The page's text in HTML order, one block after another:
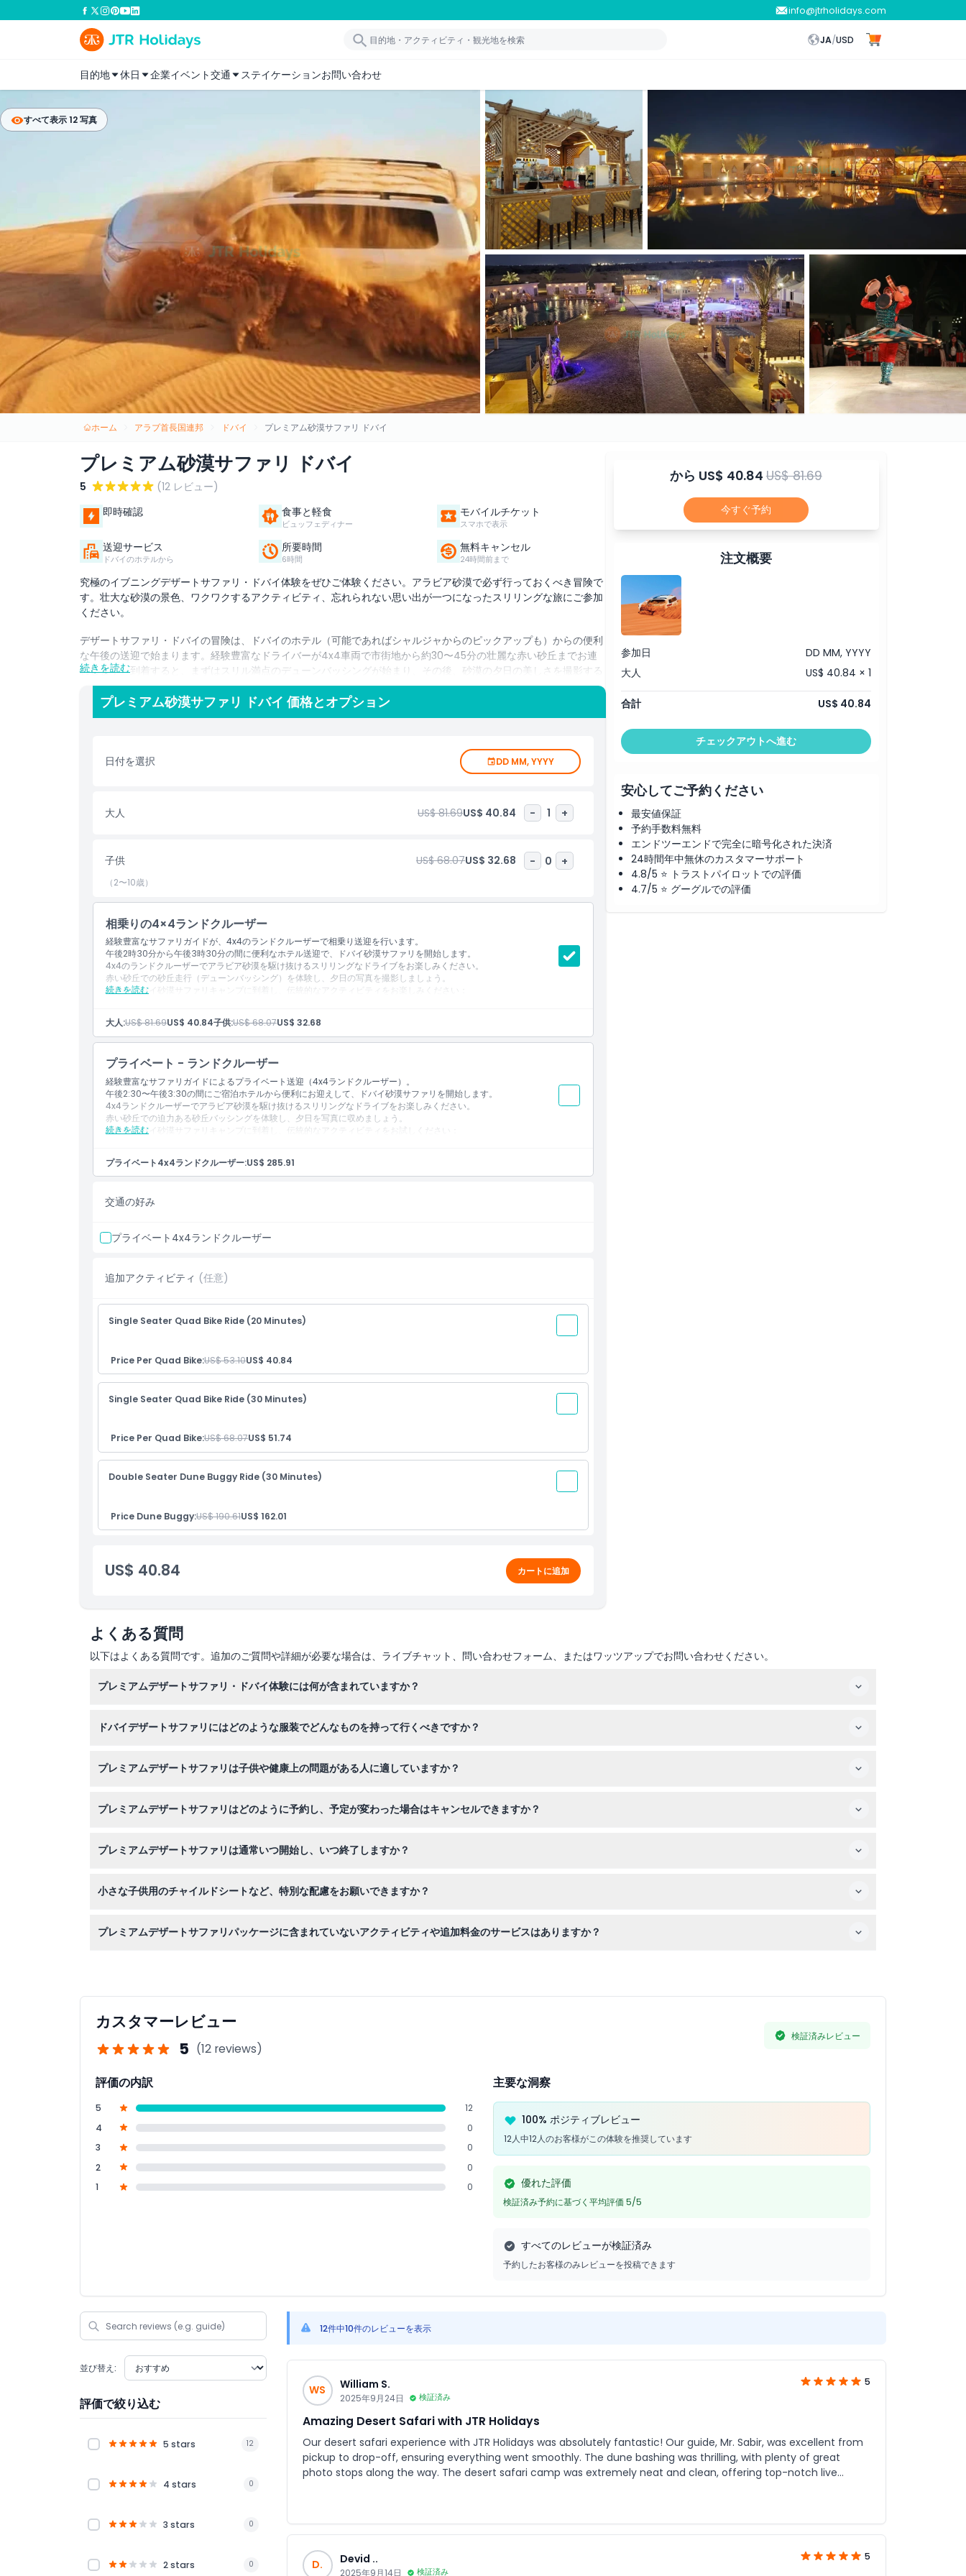
info@jtrholidays.com
JA/USD
目的地 休日 企業イベント交通 ステイケーションお問い合わせ
すべて表示 12 写真
ホーム アラブ首長国連邦 ドバイ プレミアム砂漠サファリ ドバイ
プレミアム砂漠サファリ ドバイ
5
(12 レビュー)
即時確認
食事と軽食
ビュッフェディナー
モバイルチケット
スマホで表示
送迎サービス
ドバイのホテルから
所要時間
6時間
無料キャンセル
24時間前まで
究極のイブニングデザートサファリ・ドバイ体験をぜひご体験ください。アラビア砂漠で必ず行っておくべき冒険で
す。壮大な砂漠の景色、ワクワクするアクティビティ、忘れられない思い出が一つになったスリリングな旅にご参加
ください。
デザートサファリ・ドバイの冒険は、ドバイのホテル（可能であればシャルジャからのピックアップも）からの便利
な午後の送迎で始まります。経験豊富なドライバーが4x4車両で市街地から約30〜45分の壮麗な赤い砂丘までお連
れします。到着すると、まずはスリル満点のデューンバッシングが始まり、その後、砂漠の夕日の美しさを撮影する
ために立ち寄ります。
デューンバッシングの後、イブニングデザートサファリ・ドバイは伝統的なデザートキャンプで続き、さらに多くの
や、ベジタリアンと非ベジタリアンの料理を揃えた美味しいビュッフェディナーもお楽しみいただけます。夜は星空
このイブニングデザートサファリ・ドバイは、冒険、文化、景観の美しさが完璧に融合した体験で、ドバイの砂漠の
暮らしを忘れられない形で味わえるツアーです。
ハイライト
含まれるもの
子供／大人ポリシー
ピックアップ／ドロップオフ時間
除外事項
追加アドオン
対象外
引換方法
服装規定
利用規約
キャンセルポリシー
続きを読む
プレミアム砂漠サファリ ドバイ 価格とオプション
日付を選択 DD MM, YYYY
大人 US$ 81.69US$ 40.84 - 1 +
子供 US$ 68.07US$ 32.68 - 0 +
（2〜10歳）
相乗りの4×4ランドクルーザー
経験豊富なサファリガイドが、4x4のランドクルーザーで相乗り送迎を行います。
午後2時30分から午後3時30分の間に便利なホテル送迎で、ドバイ砂漠サファリを開始します。
4x4のランドクルーザーでアラビア砂漠を駆け抜けるスリリングなドライブをお楽しみください。
赤い砂丘での砂丘走行（デューンバッシング）を体験し、夕日の写真を撮影しましょう。
当社のドバイ砂漠サファリキャンプに到着し、伝統的なアクティビティをお楽しみください：
ベジタリアンとノンベジタリアンの選択肢があるBBQビュッフェの夕食をお楽しみください。
水、紅茶、コーヒー、ソフトドリンクが飲み放題です。
タンヌーラダンス、ベリーダンス、ファイヤーショーなどのライブエンターテインメントを観賞できます。
さらに楽しくなるサンドボードを試してみてください（リクエストに応じて利用可能）。
このドバイ砂漠サファリの冒険で忘れられない思い出を作りましょう！
続きを読む
大人:US$ 81.69US$ 40.84子供:US$ 68.07US$ 32.68
プライベート - ランドクルーザー
経験豊富なサファリガイドによるプライベート送迎（4x4ランドクルーザー）。
午後2:30〜午後3:30の間にご宿泊ホテルから便利にお迎えして、ドバイ砂漠サファリを開始します。
4x4ランドクルーザーでアラビア砂漠を駆け抜けるスリリングなドライブをお楽しみください。
赤い砂丘での迫力ある砂丘バッシングを体験し、夕日を写真に収めましょう。
当社のドバイ砂漠サファリキャンプに到着し、伝統的なアクティビティをお試しください：
水、紅茶、コーヒー、ソフトドリンクが飲み放題でリフレッシュできます。
タヌーラダンス、ベリーダンス、ファイヤーショーなどのライブエンターテインメントをご覧いただけます。
さらに楽しみたい方はサンドボーディングをお試しください（リクエストに応じて利用可）。
続きを読む
プライベート4x4ランドクルーザー:US$ 285.91
交通の好み
プライベート4x4ランドクルーザー
追加アクティビティ (任意)
Single Seater Quad Bike Ride (20 Minutes)
Price Per Quad Bike:US$ 53.10US$ 40.84
Single Seater Quad Bike Ride (30 Minutes)
Price Per Quad Bike:US$ 68.07US$ 51.74
Double Seater Dune Buggy Ride (30 Minutes)
Price Dune Buggy:US$ 190.61US$ 162.01
US$ 40.84 カートに追加
から US$ 40.84US$ 81.69
今すぐ予約
注文概要
参加日
DD MM, YYYY
大人
US$ 40.84 × 1
合計 US$ 40.84
チェックアウトへ進む
安心してご予約ください
最安値保証
予約手数料無料
エンドツーエンドで完全に暗号化された決済
24時間年中無休のカスタマーサポート
4.8/5 ⭐ トラストパイロットでの評価
4.7/5 ⭐ グーグルでの評価
よくある質問
以下はよくある質問です。追加のご質問や詳細が必要な場合は、ライブチャット、問い合わせフォーム、またはワッツアップでお問い合わせください。
プレミアムデザートサファリ・ドバイ体験には何が含まれていますか？
ント、グルメディナー、ホテルからの送迎が含まれています。
ドバイデザートサファリにはどのような服装でどんなものを持って行くべきですか？
いでしょう。
プレミアムデザートサファリは子供や健康上の問題がある人に適していますか？
奨されませんが、砂漠ディナーは楽しめます。
プレミアムデザートサファリはどのように予約し、予定が変わった場合はキャンセルできますか？
ャンセルは全額料金がかかります。
プレミアムデザートサファリは通常いつ開始し、いつ終了しますか？
小さな子供用のチャイルドシートなど、特別な配慮をお願いできますか？
プレミアムデザートサファリパッケージに含まれていないアクティビティや追加料金のサービスはありますか？
カスタマーレビュー
5 (12 reviews)
検証済みレビュー
評価の内訳
5
12
4
0
3
0
2
0
1
0
主要な洞察
100% ポジティブレビュー
12人中12人のお客様がこの体験を推奨しています
優れた評価
検証済み予約に基づく平均評価 5/5
すべてのレビューが検証済み
予約したお客様のみレビューを投稿できます
並び替え:
評価で絞り込む
5 stars 12
4 stars 0
3 stars 0
2 stars 0
12件中10件のレビューを表示
WS William S.
2025年9月24日 検証済み
5
Amazing Desert Safari with JTR Holidays
Our desert safari experience with JTR Holidays was absolutely fantastic! Our guide, Mr. Sabir, was excellent from
pickup to drop-off, ensuring everything went smoothly. The dune bashing was thrilling, with plenty of great
photo stops along the way. The desert safari camp was extremely neat and clean, offering top-notch live
D. Devid ..
2025年9月14日 検証済み
5